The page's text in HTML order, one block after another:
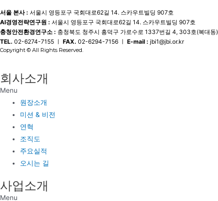
서울 본사 : 서울시 영등포구 국회대로62길 14. 스카우트빌딩 907호
AI경영전략연구원 : 서울시 영등포구 국회대로62길 14. 스카우트빌딩 907호
충청안전환경연구소 : 충청북도 청주시 흥덕구 가로수로 1337번길 4, 303호(복대동)
TEL. 02-6274-7155 ㅣ FAX. 02-6294-7156 ㅣ E-mail : jbi1@jbi.or.kr
Copyright © All Rights Reserved.
회사소개
Menu
원장소개
미션 & 비전
연혁
조직도
주요실적
오시는 길
사업소개
Menu